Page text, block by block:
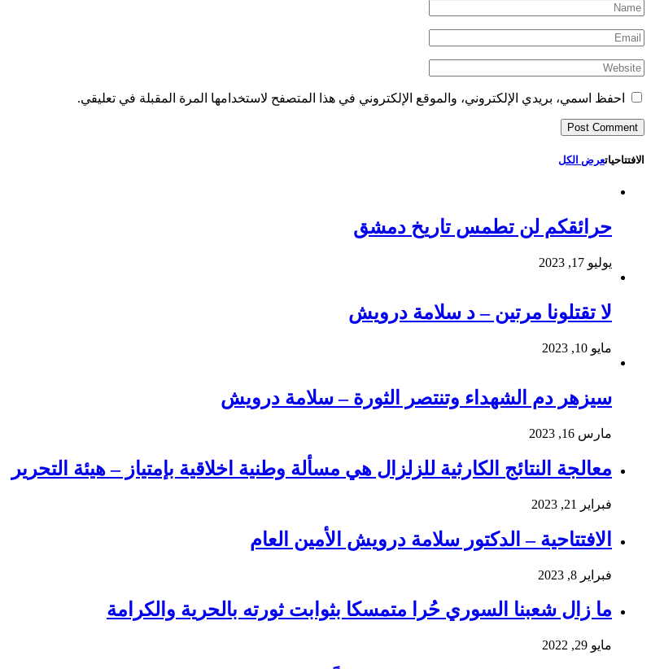
احفظ اسمي، بريدي الإلكتروني، والموقع الإلكتروني في هذا المتصفح لاستخدامها المرة المقبلة في تعليقي.
الافتتاحياتعرض الكل
حرائقكم لن تطمس تاريخ دمشق
يوليو 17, 2023
لا تقتلونا مرتين – د سلامة درويش
مايو 10, 2023
سيزهر دم الشهداء وتنتصر الثورة – سلامة درويش
مارس 16, 2023
معالجة النتائج الكارثية للزلزال هي مسألة وطنية اخلاقية بإمتياز – هيئة التحرير
فبراير 21, 2023
الافتتاحية – الدكتور سلامة درويش الأمين العام
فبراير 8, 2023
ما زال شعبنا السوري حُرا متمسكا بثوابت ثورته بالحرية والكرامة
مايو 29, 2022